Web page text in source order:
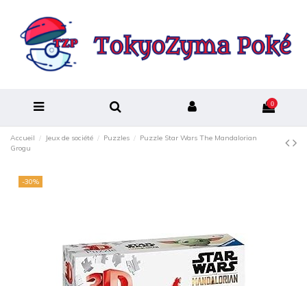
0
Accueil Jeux de société Puzzles
Puzzle Star Wars The Mandalorian
Grogu
-30%